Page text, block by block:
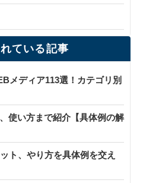
ている記事
メディア113選！カテゴリ別
使い方まで紹介【具体例の解
ト、やり方を具体例を交え